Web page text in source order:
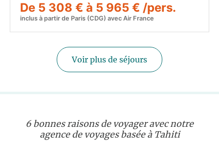
De 5 308 € à 5 965 € /pers.
inclus à partir de Paris (CDG) avec Air France
Voir plus de séjours
6 bonnes raisons de voyager avec notre
agence de voyages basée à Tahiti